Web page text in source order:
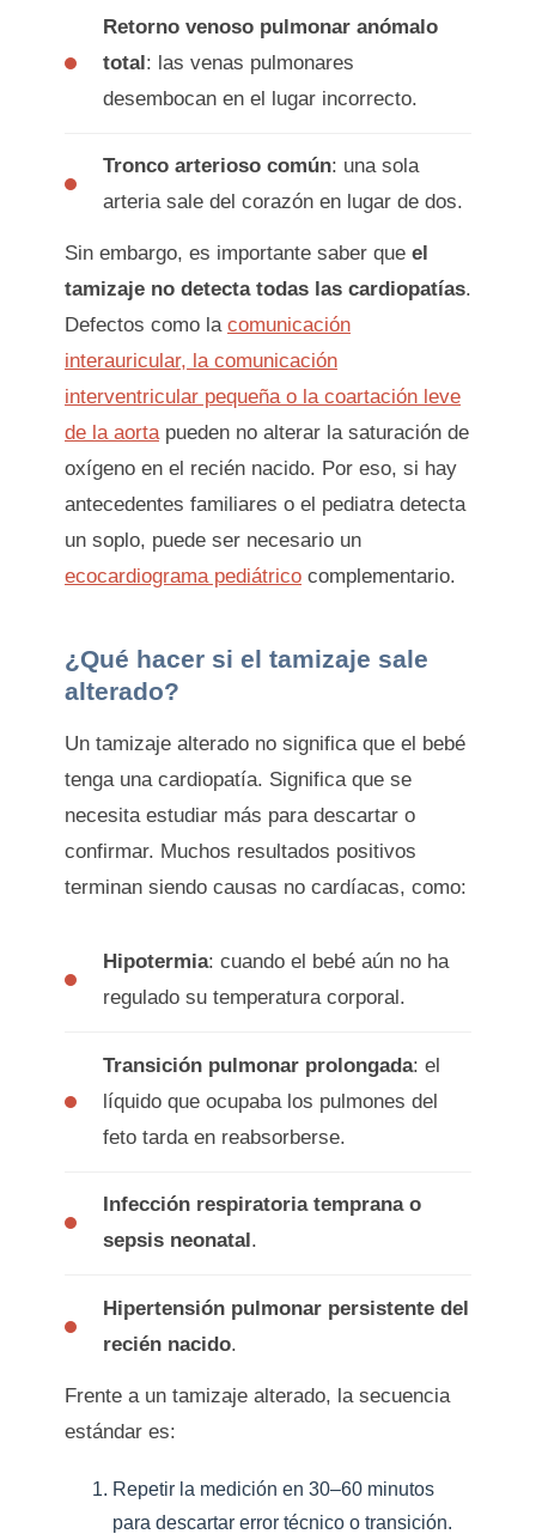
Retorno venoso pulmonar anómalo
total: las venas pulmonares
desembocan en el lugar incorrecto.
Tronco arterioso común: una sola
arteria sale del corazón en lugar de dos.
Sin embargo, es importante saber que el
tamizaje no detecta todas las cardiopatías.
Defectos como la comunicación
interauricular, la comunicación
interventricular pequeña o la coartación leve
de la aortapueden no alterar la saturación de
oxígeno en el recién nacido. Por eso, si hay
antecedentes familiares o el pediatra detecta
un soplo, puede ser necesario un
ecocardiograma pediátrico complementario.
¿Qué hacer si el tamizaje sale
alterado?
Un tamizaje alterado no significa que el bebé
tenga una cardiopatía. Significa que se
necesita estudiar más para descartar o
confirmar. Muchos resultados positivos
terminan siendo causas no cardíacas, como:
Hipotermia: cuando el bebé aún no ha
regulado su temperatura corporal.
Transición pulmonar prolongada: el
líquido que ocupaba los pulmones del
feto tarda en reabsorberse.
Infección respiratoria temprana o
sepsis neonatal .
Hipertensión pulmonar persistente del
recién nacido.
Frente a un tamizaje alterado, la secuencia
estándar es:
Repetir la medición en 30–60 minutos
para descartar error técnico o transición.